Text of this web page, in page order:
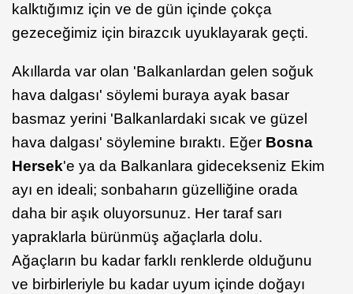
kalktığımız için ve de gün içinde çokça
gezeceğimiz için birazcık uyuklayarak geçti.
Akıllarda var olan 'Balkanlardan gelen soğuk
hava dalgası' söylemi buraya ayak basar
basmaz yerini 'Balkanlardaki sıcak ve güzel
hava dalgası' söylemine bıraktı. Eğer Bosna
Hersek'e ya da Balkanlara gidecekseniz Ekim
ayı en ideali; sonbaharın güzelliğine orada
daha bir aşık oluyorsunuz. Her taraf sarı
yapraklarla bürünmüş ağaçlarla dolu.
Ağaçların bu kadar farklı renklerde olduğunu
ve birbirleriyle bu kadar uyum içinde doğayı